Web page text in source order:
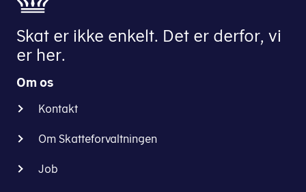
2024/2025
Indberetningsvejledning
til
(EIS)
2022/2023
Indberetningsvejledning
etableringskontosystemet
Skat er ikke enkelt. Det er derfor, vi
er her.
Om os
Kontakt
Om Skatteforvaltningen
Job